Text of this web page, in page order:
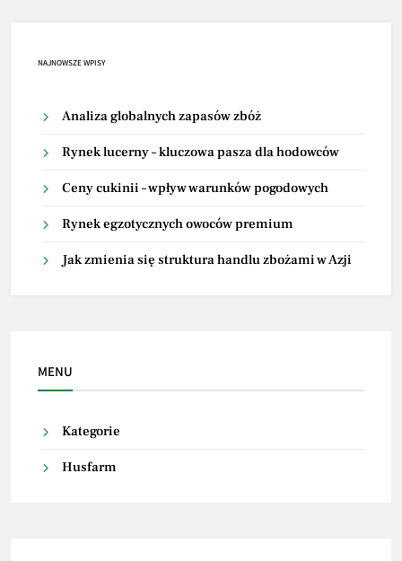
NAJNOWSZE WPISY
Analiza globalnych zapasów zbóż
Rynek lucerny – kluczowa pasza dla hodowców
Ceny cukinii – wpływ warunków pogodowych
Rynek egzotycznych owoców premium
Jak zmienia się struktura handlu zbożami w Azji
MENU
Kategorie
Husfarm